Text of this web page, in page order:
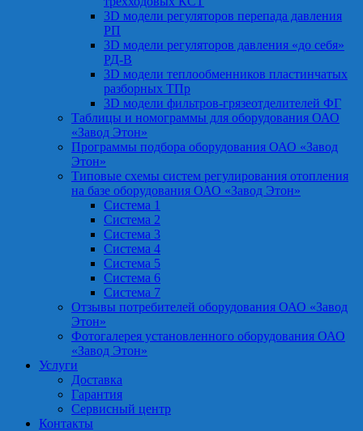
3D модели регуляторов перепада давления
РП
3D модели регуляторов давления «до себя»
РД-В
3D модели теплообменников пластинчатых
разборных ТПр
3D модели фильтров-грязеотделителей ФГ
Таблицы и номограммы для оборудования ОАО
«Завод Этон»
Программы подбора оборудования ОАО «Завод
Этон»
Типовые схемы систем регулирования отопления
на базе оборудования ОАО «Завод Этон»
Система 1
Система 2
Система 3
Система 4
Система 5
Система 6
Система 7
Отзывы потребителей оборудования ОАО «Завод
Этон»
Фотогалерея установленного оборудования ОАО
«Завод Этон»
Услуги
Доставка
Гарантия
Сервисный центр
Контакты